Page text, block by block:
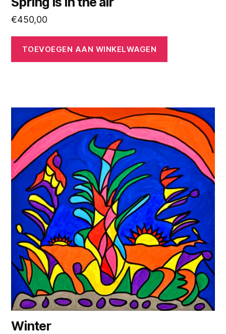
€450,00
TOEVOEGEN AAN WINKELWAGEN
Winter